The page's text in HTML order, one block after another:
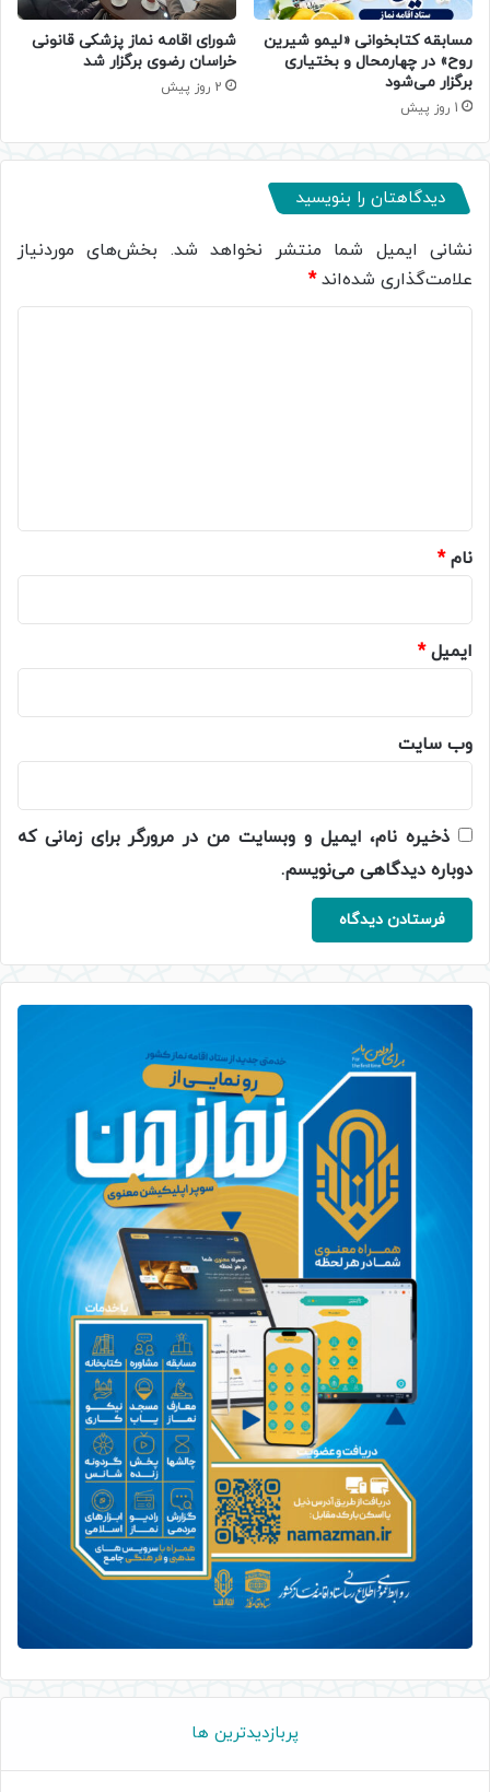
مسابقه کتابخوانی «لیمو شیرین
روح» در چهارمحال و بختیاری
برگزار می‌شود
1 روز پیش
شورای اقامه نماز پزشکی قانونی
خراسان رضوی برگزار شد
2 روز پیش
دیدگاهتان را بنویسید
نشانی ایمیل شما منتشر نخواهد شد. بخش‌های موردنیاز
علامت‌گذاری شده‌اند*
نام*
ایمیل*
وب‌ سایت
ذخیره نام، ایمیل و وبسایت من در مرورگر برای زمانی که
دوباره دیدگاهی می‌نویسم.
پربازدیدترین ها